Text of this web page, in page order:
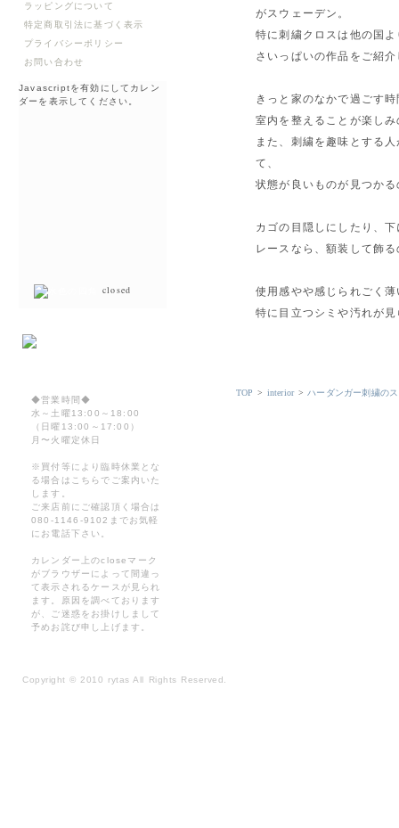
がスウェーデン。
特に刺繍クロスは他の国
さいっぱいの作品をご紹
きっと家のなかで過ごす
室内を整えることが楽し
また、刺繍を趣味とする
て、
状態が良いものが見つか
カゴの目隠しにしたり、
レースなら、額装して飾
使用感やや感じられごく
特に目立つシミや汚れが
TOP > interior> ハーダンガー刺繍の
ラッピングについて
特定商取引法に基づく表示
プライバシーポリシー
お問い合わせ
Javascriptを有効にしてカレン
ダーを表示してください。
closed
◆営業時間◆
水～土曜13:00～18:00
（日曜13:00～17:00）
月〜火曜定休日
※買付等により臨時休業とな
る場合はこちらでご案内いた
します。
ご来店前にご確認頂く場合は
080-1146-9102までお気軽
にお電話下さい。
カレンダー上のcloseマーク
がブラウザーによって間違っ
て表示されるケースが見られ
ます。原因を調べております
が、ご迷惑をお掛けしまして
予めお詫び申し上げます。
Copyright© 2010 rytas All Rights Reserved.